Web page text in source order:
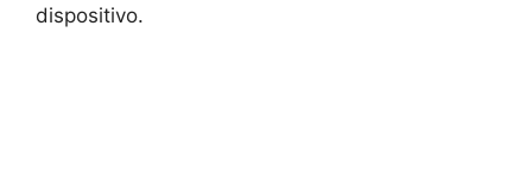
dispositivo.